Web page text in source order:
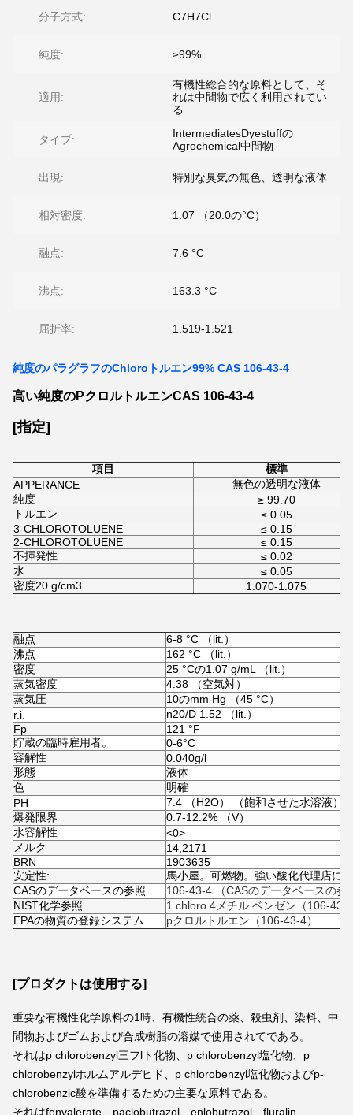
分子方式: C7H7Cl
純度: ≥99%
適用:
有機性総合的な原料として、そ
れは中間物で広く利用されてい
る
タイプ:
IntermediatesDyestuffの
Agrochemical中間物
出現: 特別な臭気の無色、透明な液体
相対密度: 1.07 （20.0の°C）
融点: 7.6 °C
沸点: 163.3 °C
屈折率: 1.519-1.521
純度のパラグラフのChloroトルエン99% CAS 106-43-4
高い純度のPクロルトルエンCAS 106-43-4
[指定]
項目
標準
APPERANCE
無色の透明な液体
純度
≥ 99.70
トルエン
≤ 0.05
3-CHLOROTOLUENE
≤ 0.15
2-CHLOROTOLUENE
≤ 0.15
不揮発性
≤ 0.02
水
≤ 0.05
密度20 g/cm3
1.070-1.075
融点
6-8 °C （lit.）
沸点
162 °C （lit.）
密度
25 °Cの1.07 g/mL （lit.）
蒸気密度
4.38 （空気対）
蒸気圧
10のmm Hg （45 °C）
r.i.
n20/D 1.52 （lit.）
Fp
121 °F
貯蔵の臨時雇用者。
0-6°C
容解性
0.040g/l
形態
液体
色
明確
PH
7.4 （H2O） （飽和させた水溶液）
爆発限界
0.7-12.2% （V）
水容解性
<0>
メルク
14,2171
BRN
1903635
安定性:
馬小屋。可燃物。強い酸化代理店に
CASのデータベースの参照
106-43-4 （CASのデータベースの参
NIST化学参照
1 chloro 4メチル ベンゼン（106-43-
EPAの物質の登録システム
pクロルトルエン（106-43-4）
[プロダクトは使用する]
重要な有機性化学原料の1時、有機性統合の薬、殺虫剤、染料、中
間物およびゴムおよび合成樹脂の溶媒で使用されてである。
それはp chlorobenzyl三フlト化物、p chlorobenzyl塩化物、p
chlorobenzylホルムアルデヒド、p chlorobenzyl塩化物およびp-
chlorobenzic酸を準備するための主要な原料である。
それはfenvalerate、paclobutrazol、enlobutrazol、fluralin、